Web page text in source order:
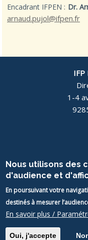
Encadrant IFPEN : Dr.
arnaud.pujol@ifpen.fr
IFP
1-4
de
Mentions légales•
Nous utilisons des
d'audience et
En poursuivant votre
destinés à mesurer
En savoir plus /
Oui, j'accepte